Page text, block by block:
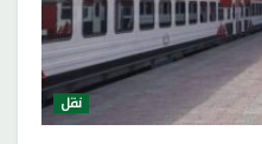
نقل